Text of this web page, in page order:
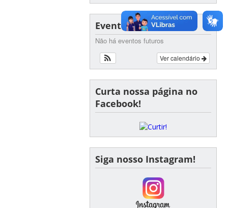
Eventos
Não há eventos futuros
Ver calendário
Curta nossa página no
Facebook!
Siga nosso Instagram!